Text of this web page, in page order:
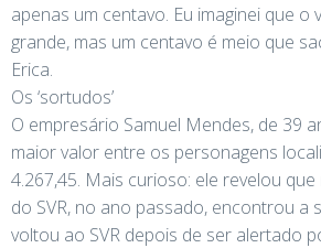
apenas um centavo. Eu imaginei que
grande, mas um centavo é meio que
Erica.
Os ‘sortudos’
O empresário Samuel Mendes, de 39
maior valor entre os personagens
4.267,45. Mais curioso: ele revelou
do SVR, no ano passado, encontrou a
voltou ao SVR depois de ser alertado